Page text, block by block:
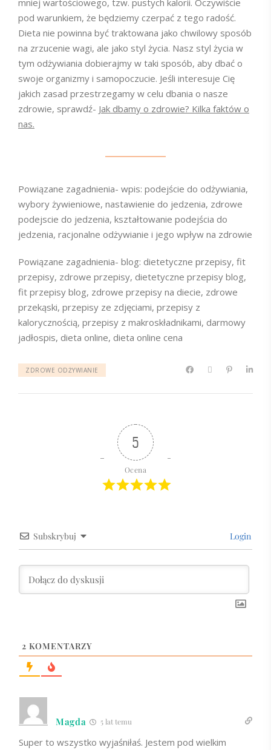
mniej wartościowego, tzw. pustych kalorii. Oczywiście
pod warunkiem, że będziemy czerpać z tego radość.
Dieta nie powinna być traktowana jako chwilowy sposób
na zrzucenie wagi, ale jako styl życia. Nasz styl życia w
tym odżywiania dobierajmy w taki sposób, aby dbać o
swoje organizmy i samopoczucie. Jeśli interesuje Cię
jakich zasad przestrzegamy w celu dbania o nasze
zdrowie, sprawdź- Jak dbamy o zdrowie? Kilka faktów o
nas.
Powiązane zagadnienia- wpis: podejście do odżywiania,
wybory żywieniowe, nastawienie do jedzenia, zdrowe
podejscie do jedzenia, kształtowanie podejścia do
jedzenia, racjonalne odżywianie i jego wpływ na zdrowie
Powiązane zagadnienia- blog: dietetyczne przepisy, fit
przepisy, zdrowe przepisy, dietetyczne przepisy blog,
fit przepisy blog, zdrowe przepisy na diecie, zdrowe
przekąski, przepisy ze zdjęciami, przepisy z
kalorycznością, przepisy z makroskładnikami, darmowy
jadłospis, dieta online, dieta online cena
ZDROWE ODŻYWIANIE
5
Ocena
Subskrybuj Login
2 KOMENTARZY
Magda 5 lat temu
Super to wszystko wyjaśniłaś. Jestem pod wielkim